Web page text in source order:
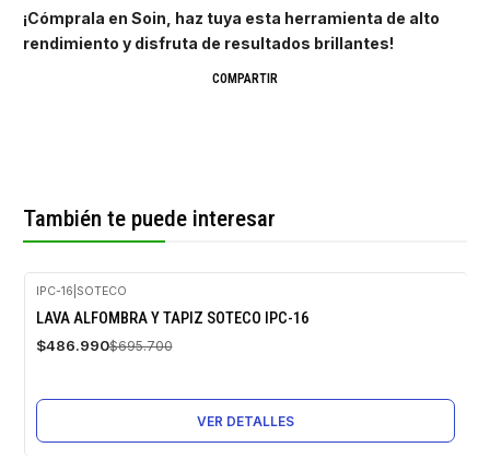
¡Cómprala en Soin, haz tuya esta herramienta de alto
rendimiento y disfruta de resultados brillantes!
COMPARTIR
También te puede interesar
-30%
OFF
IPC-16 SOTECO
LAVA ALFOMBRA Y TAPIZ SOTECO IPC-16
$486.990$695.700
VER DETALLES